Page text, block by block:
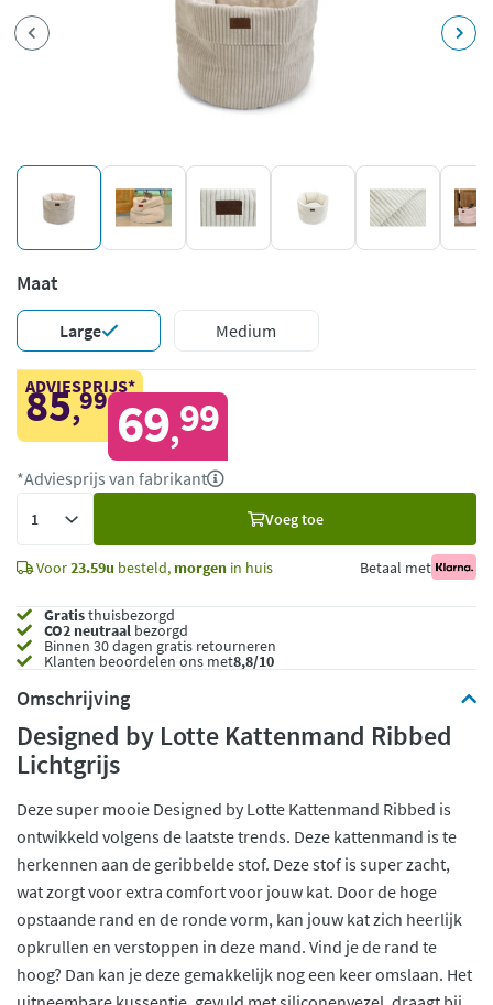
Maat
Large Medium
ADVIESPRIJS*
85,99 69,99
*Adviesprijs van fabrikant
Voeg toe
Voor23.59u besteld, morgen in huis Betaal met
Gratisthuisbezorgd
CO2 neutraal bezorgd
Binnen 30 dagen gratis retourneren
Klanten beoordelen ons met8,8/10
Omschrijving
Designed by Lotte Kattenmand Ribbed
Lichtgrijs
Deze super mooie Designed by Lotte Kattenmand Ribbed is
ontwikkeld volgens de laatste trends. Deze kattenmand is te
herkennen aan de geribbelde stof. Deze stof is super zacht,
wat zorgt voor extra comfort voor jouw kat. Door de hoge
opstaande rand en de ronde vorm, kan jouw kat zich heerlijk
opkrullen en verstoppen in deze mand. Vind je de rand te
hoog? Dan kan je deze gemakkelijk nog een keer omslaan. Het